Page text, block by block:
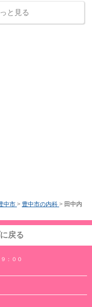
と見る
中市 > 豊中市の内科 > 田中内
戻る
：００